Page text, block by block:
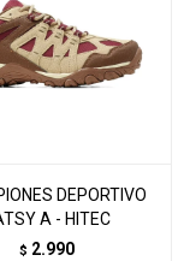
DEPORTIVO
A - HITEC
$ 2.990